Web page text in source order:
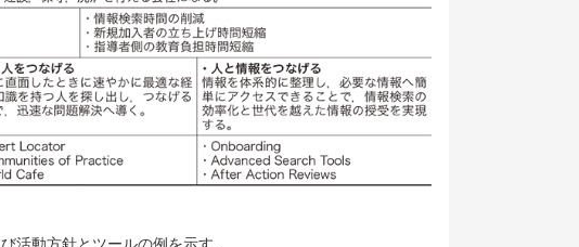
活動方針とツールの例を示す。